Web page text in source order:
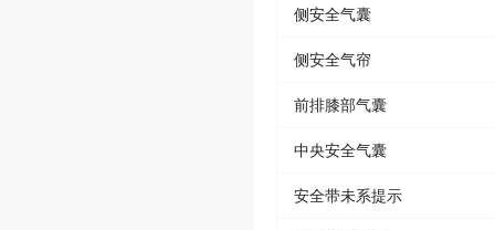
侧安全气囊
侧安全气帘
前排膝部气囊
中央安全气囊
安全带未系提示